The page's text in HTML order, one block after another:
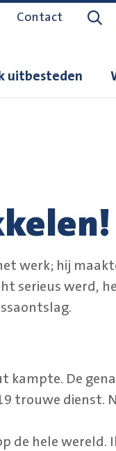
Contact
uitbesteden
werk; hij
serieus werd,
kampte. De
trouwe dienst.
de hele wereld.